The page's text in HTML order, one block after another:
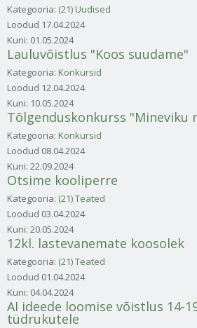
Kategooria: (21) Uudised
Loodud 17.04.2024
Kuni: 01.05.2024
Lauluvõistlus "Koos suudame"
Kategooria: Konkursid
Loodud 12.04.2024
Kuni: 10.05.2024
Tõlgenduskonkurss "Mineviku
Kategooria: Konkursid
Loodud 08.04.2024
Kuni: 22.09.2024
Otsime kooliperre
Kategooria: (21) Teated
Loodud 03.04.2024
Kuni: 20.05.2024
12kl. lastevanemate koosolek
Kategooria: (21) Teated
Loodud 01.04.2024
Kuni: 04.04.2024
AI ideede loomise võistlus 14-
tüdrukutele